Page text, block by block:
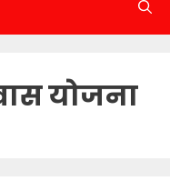
योजना